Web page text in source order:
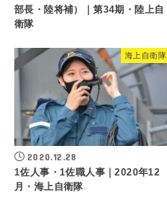
部長・陸将補）｜第34期・陸上自
衛隊
海上自衛隊
2020.12.28
1佐人事・1佐職人事｜2020年12
月・海上自衛隊